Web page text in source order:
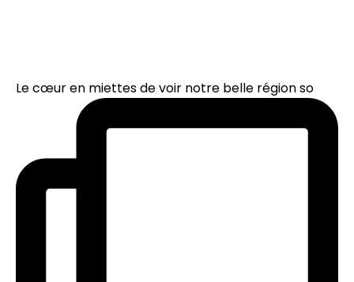
Le cœur en miettes de voir notre belle région so